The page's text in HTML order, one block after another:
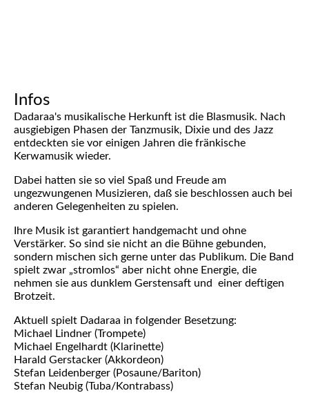
Infos
Dadaraa's musikalische Herkunft ist die Blasmusik. Nach
ausgiebigen Phasen der Tanzmusik, Dixie und des Jazz
entdeckten sie vor einigen Jahren die fränkische
Kerwamusik wieder.
Dabei hatten sie so viel Spaß und Freude am
ungezwungenen Musizieren, daß sie beschlossen auch bei
anderen Gelegenheiten zu spielen.
Ihre Musik ist garantiert handgemacht und ohne
Verstärker. So sind sie nicht an die Bühne gebunden,
sondern mischen sich gerne unter das Publikum. Die Band
spielt zwar „stromlos“ aber nicht ohne Energie, die
nehmen sie aus dunklem Gerstensaft und einer deftigen
Brotzeit.
Aktuell spielt Dadaraa in folgender Besetzung:
Michael Lindner (Trompete)
Michael Engelhardt (Klarinette)
Harald Gerstacker (Akkordeon)
Stefan Leidenberger (Posaune/Bariton)
Stefan Neubig (Tuba/Kontrabass)